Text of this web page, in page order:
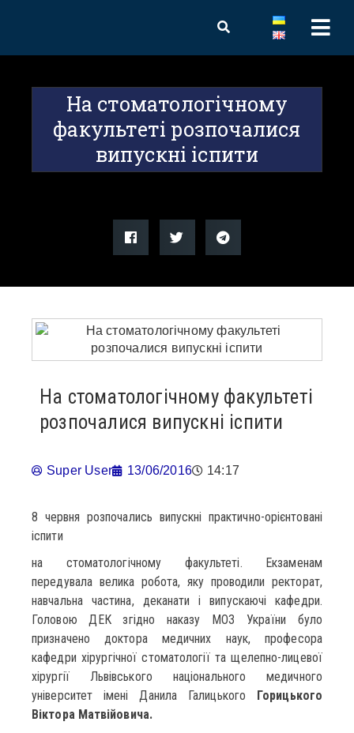
На стоматологічному
факультеті розпочалися
випускні іспити
На стоматологічному факультеті
розпочалися випускні іспити
Super User 13/06/2016 14:17
8 червня розпочались випускні практично-орієнтовані
іспити
на стоматологічному факультеті. Екзаменам
передувала велика робота, яку проводили ректорат,
навчальна частина, деканати і випускаючі кафедри.
Головою ДЕК згідно наказу МОЗ України було
призначено доктора медичних наук, професора
кафедри хірургічної стоматології та щелепно-лицевої
хірургії Львівського національного медичного
університет імені Данила Галицького Горицького
Віктора Матвійовича.